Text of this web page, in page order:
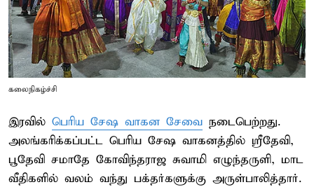
கலைநிகழ்ச்சி
இரவில் பெரிய சேஷ வாகன சேவை நடைபெற்றது.
அலங்கரிக்கப்பட்ட பெரிய சேஷ வாகனத்தில் ஸ்ரீதேவி,
பூதேவி சமாதே கோவிந்தராஜ சுவாமி எழுந்தருளி, மாட
வீதிகளில் வலம் வந்து பக்தர்களுக்கு அருள்பாலித்தார்.